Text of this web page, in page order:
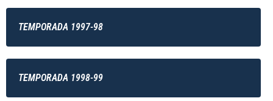
TEMPORADA 1997-98
TEMPORADA 1998-99